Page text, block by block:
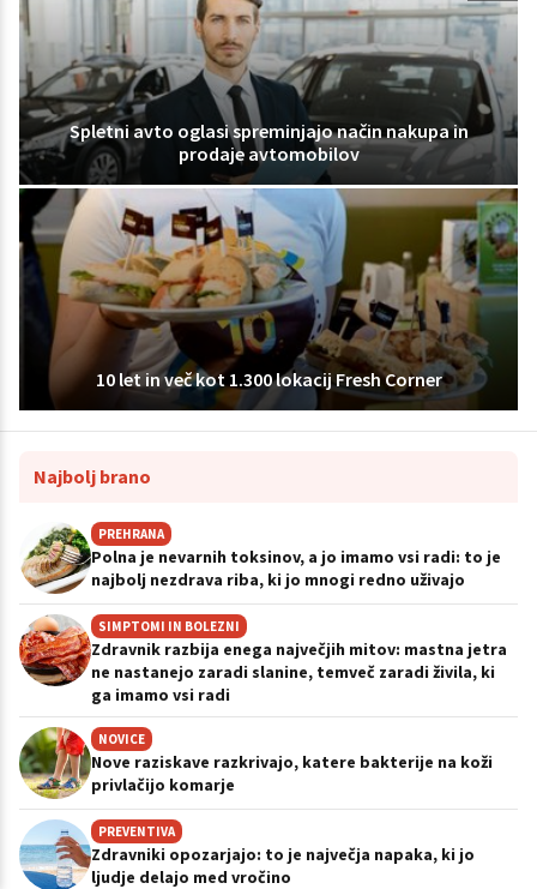
Spletni avto oglasi spreminjajo način nakupa in
prodaje avtomobilov
10 let in več kot 1.300 lokacij Fresh Corner
Najbolj brano
PREHRANA
Polna je nevarnih toksinov, a jo imamo vsi radi: to je
najbolj nezdrava riba, ki jo mnogi redno uživajo
SIMPTOMI IN BOLEZNI
Zdravnik razbija enega največjih mitov: mastna jetra
ne nastanejo zaradi slanine, temveč zaradi živila, ki
ga imamo vsi radi
NOVICE
Nove raziskave razkrivajo, katere bakterije na koži
privlačijo komarje
PREVENTIVA
Zdravniki opozarjajo: to je največja napaka, ki jo
ljudje delajo med vročino